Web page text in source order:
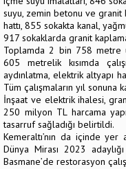
suyu, zemin betonu ve granit
hattı, 855 sokakta kanal,
917 sokaklarda granit
Toplamda 2 bin 758 metre
605 metrelik kısımda
aydınlatma, elektrik altyapı
Tüm çalışmaların yıl
İnşaat ve elektrik ihalesi,
250 milyon TL harcama
tasarruf sağladığı belirtildi.
Kemeraltı’nın da içinde yer
Dünya Mirası 2023
Basmane’de restorasyon